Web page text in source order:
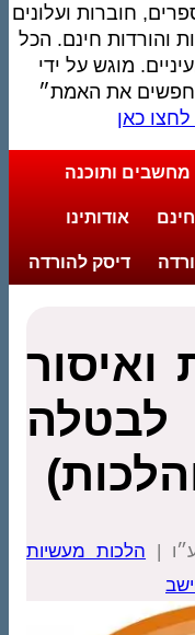
חוברות ועלונים
והורדות חינם. הכל
מוגש על ידי
את האמת״
כאן
ותוכנה
אודותינו
דיסק להורדה
|
הלכות מעשיות